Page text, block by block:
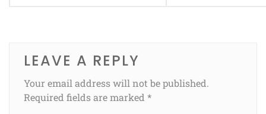
LEAVE A REPLY
Your email address will not be published.
Required fields are marked *